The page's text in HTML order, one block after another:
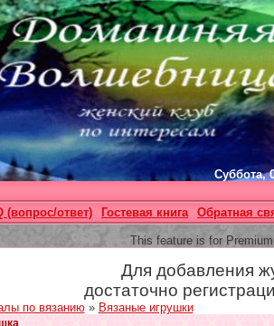
Суббота,
(вопрос/ответ) Гостевая книга Обратная
This feature is for
Для добавления
достаточно
по вязанию» Вязаные игрушки